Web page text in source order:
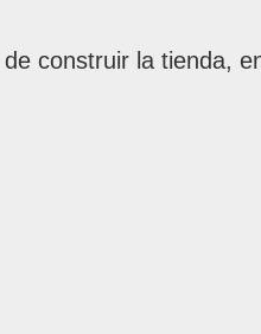
construir la tienda,